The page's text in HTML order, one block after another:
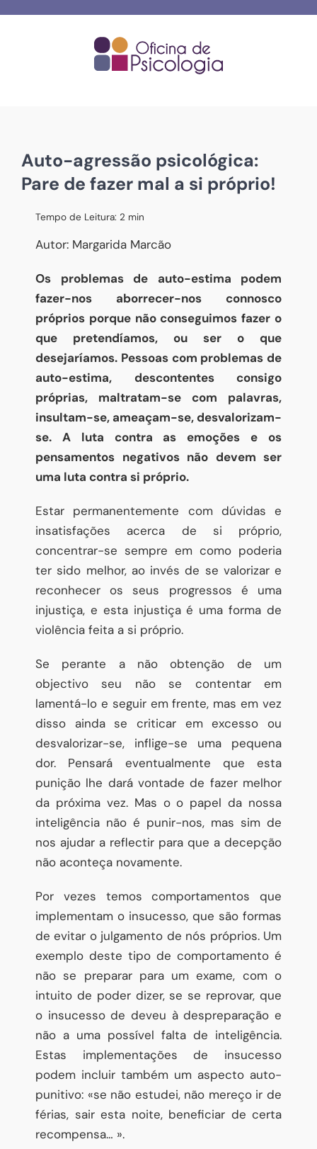
Auto-agressão psicológica:
Pare de fazer mal a si próprio!
Tempo de Leitura: 2 min
Autor: Margarida Marcão
Os problemas de auto-estima podem
fazer-nos aborrecer-nos connosco
próprios porque não conseguimos fazer o
que pretendíamos, ou ser o que
desejaríamos. Pessoas com problemas de
auto-estima, descontentes consigo
próprias, maltratam-se com palavras,
insultam-se, ameaçam-se, desvalorizam-
se. A luta contra as emoções e os
pensamentos negativos não devem ser
uma luta contra si próprio.
Estar permanentemente com dúvidas e
insatisfações acerca de si próprio,
concentrar-se sempre em como poderia
ter sido melhor, ao invés de se valorizar e
reconhecer os seus progressos é uma
injustiça, e esta injustiça é uma forma de
violência feita a si próprio.
Se perante a não obtenção de um
objectivo seu não se contentar em
lamentá-lo e seguir em frente, mas em vez
disso ainda se criticar em excesso ou
desvalorizar-se, inflige-se uma pequena
dor. Pensará eventualmente que esta
punição lhe dará vontade de fazer melhor
da próxima vez. Mas o o papel da nossa
inteligência não é punir-nos, mas sim de
nos ajudar a reflectir para que a decepção
não aconteça novamente.
Por vezes temos comportamentos que
implementam o insucesso, que são formas
de evitar o julgamento de nós próprios. Um
exemplo deste tipo de comportamento é
não se preparar para um exame, com o
intuito de poder dizer, se se reprovar, que
o insucesso de deveu à despreparação e
não a uma possível falta de inteligência.
Estas implementações de insucesso
podem incluir também um aspecto auto-
punitivo: «se não estudei, não mereço ir de
férias, sair esta noite, beneficiar de certa
recompensa… ».